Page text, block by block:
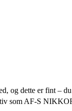
og dette er fint –
som AF-S